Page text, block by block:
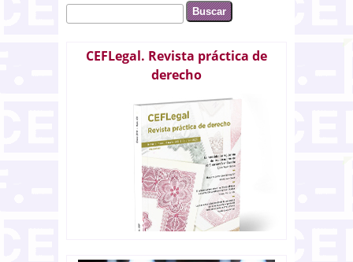
Formulario de búsqueda
Buscar
CEFLegal. Revista práctica de
derecho